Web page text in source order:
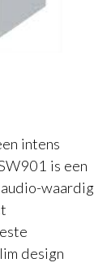
intens
is een
waardig
design